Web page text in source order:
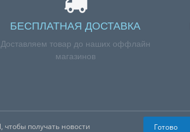
БЕСПЛАТНАЯ ДОСТАВКА
Доставляем товар до наших оффлайн
магазинов
Готово